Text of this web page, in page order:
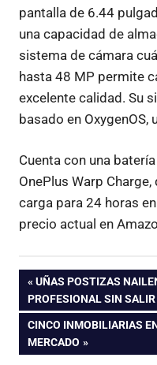
pantalla de 6.44
una capacidad de
sistema de cámara
hasta 48 MP permite
excelente calidad. Su
basado en OxygenOS,
Cuenta con una
OnePlus Warp
carga para 24 horas
precio actual en
Navegación
de
entradas
ENTRADA
ANTERIOR:
UÑAS POSTIZAS
PROFESIONAL SIN SALIR
ENTRADA
SIGUIENTE:
CINCO INMOBILIARIAS
MERCADO